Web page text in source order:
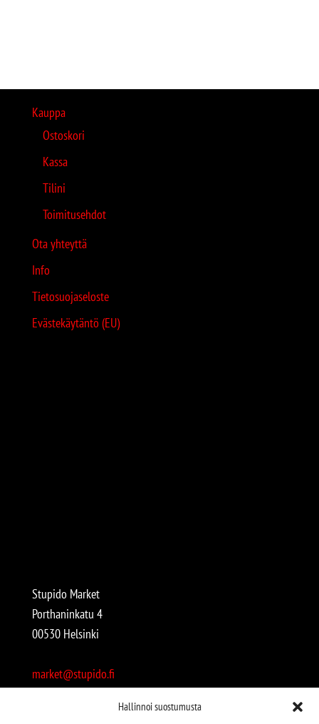
Hallinnoi suostumusta
Kauppa
Ostoskori
Kassa
Tilini
Toimitusehdot
Ota yhteyttä
Info
Tietosuojaseloste
Evästekäytäntö (EU)
Stupido Market
Porthaninkatu 4
00530 Helsinki
market@stupido.fi